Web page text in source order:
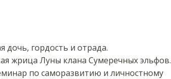
гордость и отрада.
жрица Луны клана Сумеречных эльфов.
по саморазвитию и личностному